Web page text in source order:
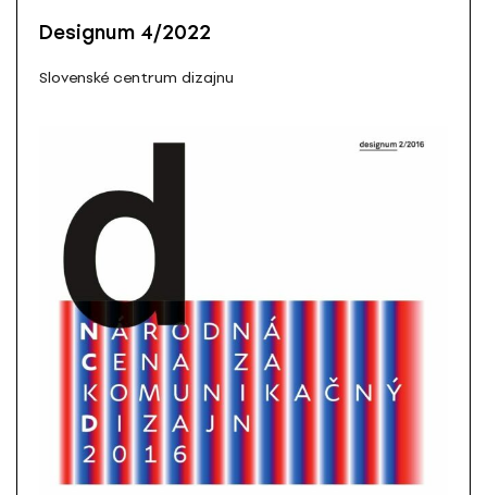
Designum 4/2022
Slovenské centrum dizajnu